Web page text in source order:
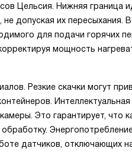
Цельсия. Нижняя граница
допуская их пересыхания.
для подачи горячих
мощность
Резкие скачки могут
Интеллектуальная
Это гарантирует, что
датчиков, отключающих